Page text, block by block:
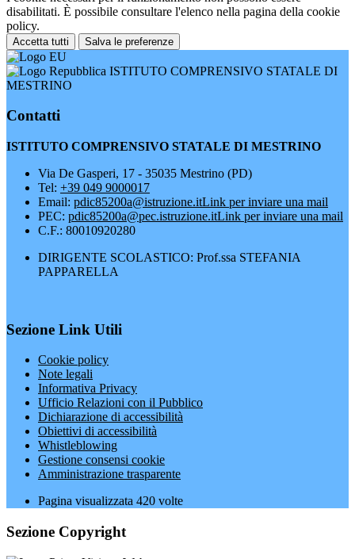
disabilitati. È possibile consultare l'elenco nella pagina della cookie
policy.
Accetta tutti Salva le preferenze
ISTITUTO COMPRENSIVO STATALE DI
MESTRINO
Contatti
ISTITUTO COMPRENSIVO STATALE DI MESTRINO
Via De Gasperi, 17 - 35035 Mestrino (PD)
Tel: +39 049 9000017
Email: pdic85200a@istruzione.itLink per inviare una mail
PEC: pdic85200a@pec.istruzione.itLink per inviare una mail
C.F.: 80010920280
DIRIGENTE SCOLASTICO: Prof.ssa STEFANIA
PAPPARELLA
Sezione Link Utili
Cookie policy
Note legali
Informativa Privacy
Ufficio Relazioni con il Pubblico
Dichiarazione di accessibilità
Obiettivi di accessibilità
Whistleblowing
Gestione consensi cookie
Amministrazione trasparente
Pagina visualizzata 420 volte
Sezione Copyright